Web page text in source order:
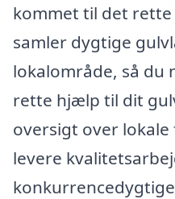
kommet til det
samler dygtige
lokalområde, så du
rette hjælp til dit
oversigt over
levere